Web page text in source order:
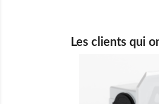
Les clients qui